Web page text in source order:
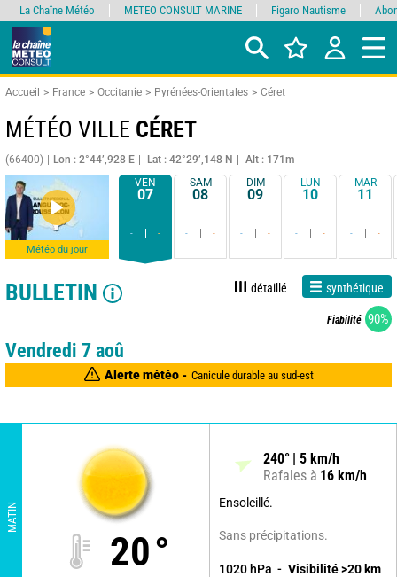
Accueil France Occitanie Pyrénées-Orientales Céret
MÉTÉO VILLE CÉRET
(66400) Lon : 2°44’,928 E Lat : 42°29’,148 N Alt : 171m
Météo du jour
VEN
07
- -
SAM
08
- -
DIM
09
- -
LUN
10
- -
MAR
11
- -
BULLETIN détaillé synthétique
Fiabilité 90%
Vendredi 7 aoû
Alerte météo - Canicule durable au sud-est
MATIN
20°
240° 5 km/h
Rafales à 16 km/h
Ensoleillé.
Sans précipitations.
1020 hPa Visibilité >20 km
La Chaîne Météo METEO CONSULT MARINE Figaro Nautisme